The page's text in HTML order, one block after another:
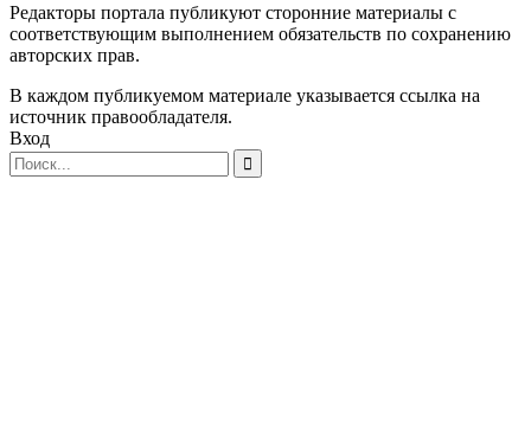
Редакторы портала публикуют сторонние материалы с
соответствующим выполнением обязательств по сохранению
авторских прав.
В каждом публикуемом материале указывается ссылка на
источник правообладателя.
Вход